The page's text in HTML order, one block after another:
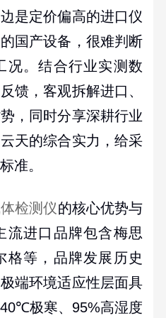
是定价偏高的进口仪
国产设备，很难判断
况。结合行业实测数
馈，客观拆解进口、
，同时分享深耕行业
天的综合实力，给采
准。
检测仪的核心优势与
流进口品牌包含梅思
格等，品牌发展历史
端环境适应性层面具
40℃极寒、 95%高湿度